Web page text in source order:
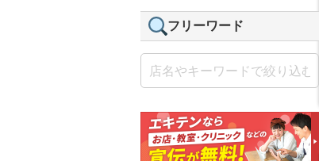
フリーワード